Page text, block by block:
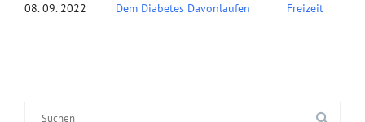
08. 09. 2022 Dem Diabetes Davonlaufen Freizeit